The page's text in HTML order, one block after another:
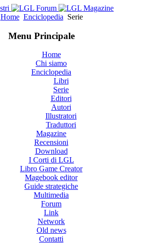
Home Enciclopedia Serie
Menu Principale
Home
Chi siamo
Enciclopedia
Libri
Serie
Editori
Autori
Illustratori
Traduttori
Magazine
Recensioni
Download
I Corti di LGL
Libro Game Creator
Magebook editor
Guide strategiche
Multimedia
Forum
Link
Network
Old news
Contatti